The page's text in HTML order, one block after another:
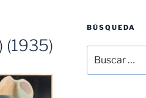
(1935)
BÚSQUEDA
por: